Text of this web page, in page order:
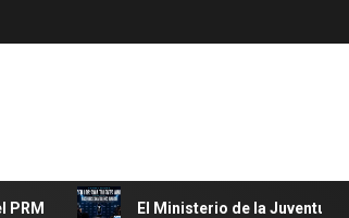
El Ministerio de la Juventud y MICM